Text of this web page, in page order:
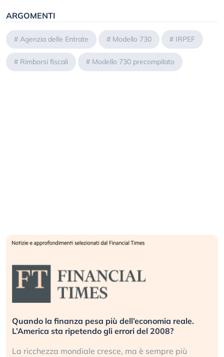
ARGOMENTI
# Agenzia delle Entrate # Modello 730 # IRPEF
# Rimborsi fiscali # Modello 730 precompilato
Quando la finanza pesa più dell’economia reale.
L’America sta ripetendo gli errori del 2008?
La ricchezza mondiale cresce, ma è sempre più